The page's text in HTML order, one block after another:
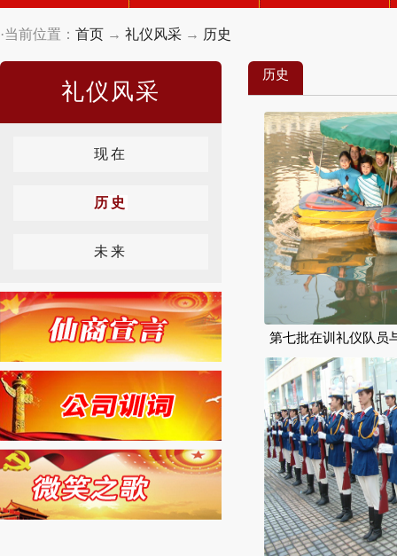
·当前位置： 首页 → 礼仪风采 → 历史
礼仪风采
现在
历史
未来
历史
第七批在训礼仪队员